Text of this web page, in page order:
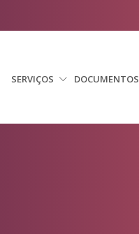
SERVIÇOS DOCUMENTOS